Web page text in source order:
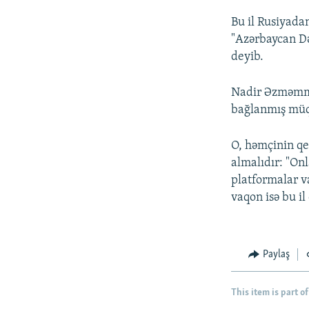
Bu il
"Azərbaycan
deyib.
Nadir
bağlanmış
O, həmçinin
almalıdır:
platformalar
vaqon isə bu il
Paylaş
This item is part of